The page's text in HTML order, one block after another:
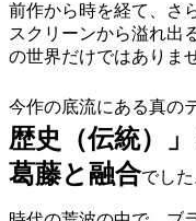
前作から時を経て、さ
スクリーンから溢れ出
の世界だけではありま
今作の底流にある真の
歴史（伝統）
葛藤と融合でし